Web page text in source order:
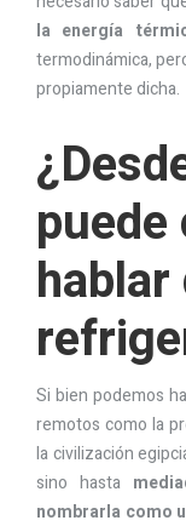
la energía
termodinámica,
propiamente dicha.
puede
hablar
Si bien podemos
remotos como la
la civilización
sino hasta
nombrarla como